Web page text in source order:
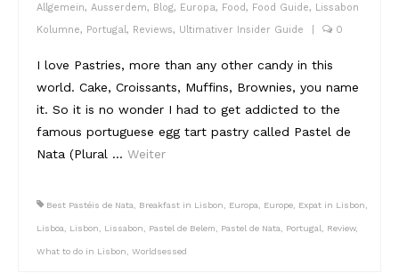
Reviews
Hotels
Food
Food Guide
Videos
Allgemein, Ausserdem, Blog, Europa, Food, Food Guide, Lissabon
Kolumne, Portugal, Reviews, Ultimativer Insider Guide 0
I love Pastries, more than any other candy in this
world. Cake, Croissants, Muffins, Brownies, you name
it. So it is no wonder I had to get addicted to the
famous portuguese egg tart pastry called Pastel de
Nata (Plural … Weiter
Best Pastéis de Nata Breakfast in Lisbon Europa Europe Expat in Lisbon
Lisboa Lisbon Lissabon Pastel de Belem Pastel de Nata Portugal Review,
What to do in Lisbon Worldsessed